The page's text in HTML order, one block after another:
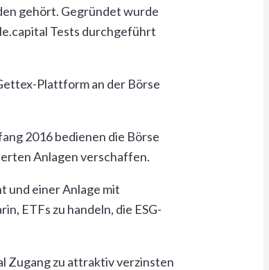
gehört. Gegründet wurde
Tests durchgeführt
Plattform an der Börse
2016 bedienen die Börse
Anlagen verschaffen.
und einer Anlage mit
ETFs zu handeln, die ESG-
Zugang zu attraktiv verzinsten